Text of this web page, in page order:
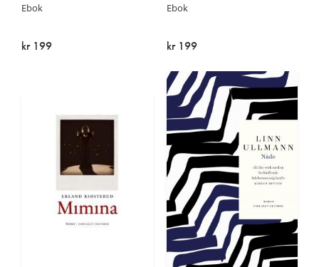
Ebok
kr 199
Ebok
kr 199